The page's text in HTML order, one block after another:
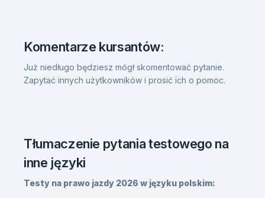
Komentarze kursantów:
Już niedługo będziesz mógł skomentować pytanie.
Zapytać innych użytkowników i prosić ich o pomoc.
Tłumaczenie pytania testowego na
inne języki
Testy na prawo jazdy 2026 w języku polskim: